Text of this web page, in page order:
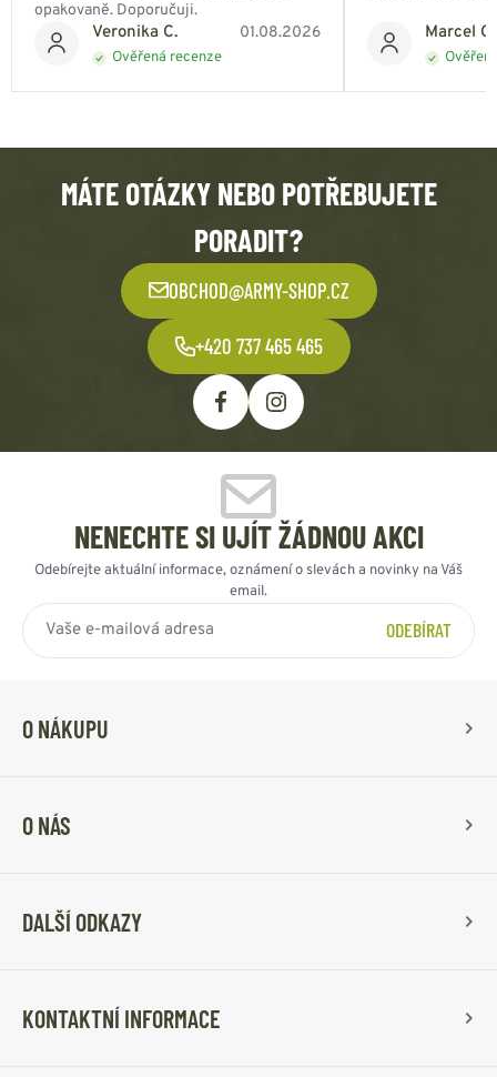
Veronika C. 01.08.2026
Ověřená recenze
opakovaně. Doporučuji.
Marcel
MÁTE OTÁZKY NEBO POTŘEBUJETE
PORADIT?
OBCHOD@ARMY-SHOP.CZ
+420 737 465 465
NENECHTE SI UJÍT ŽÁDNOU AKCI
Odebírejte aktuální informace, oznámení o slevách a novinky na Váš
email.
ODEBÍRAT
O NÁKUPU
O NÁS
DALŠÍ ODKAZY
KONTAKTNÍ INFORMACE